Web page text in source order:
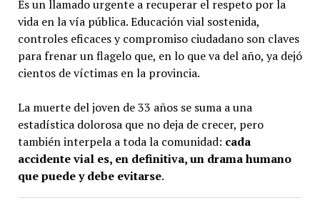
Es un llamado urgente a recuperar el respeto por la
vida en la vía pública. Educación vial sostenida,
controles eficaces y compromiso ciudadano son claves
para frenar un flagelo que, en lo que va del año, ya dejó
cientos de víctimas en la provincia.
La muerte del joven de 33 años se suma a una
estadística dolorosa que no deja de crecer, pero
también interpela a toda la comunidad: cada
accidente vial es, en definitiva, un drama humano
que puede y debe evitarse.